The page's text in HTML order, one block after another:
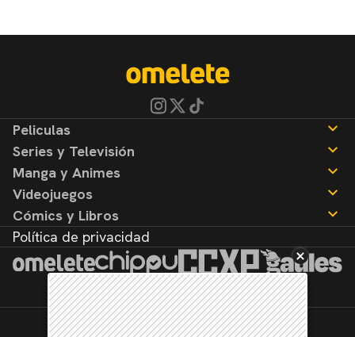
Peliculas
Noticias
Reseñas
Series y Televisión
Noticias
Reseñas
Manga y Animes
Noticias
Reseñas
Videojuegos
Noticias
Reseñas
Cómics y Libros
Noticias
Reseñas
Política de privacidad
©2026. Todos los derechos reservados.